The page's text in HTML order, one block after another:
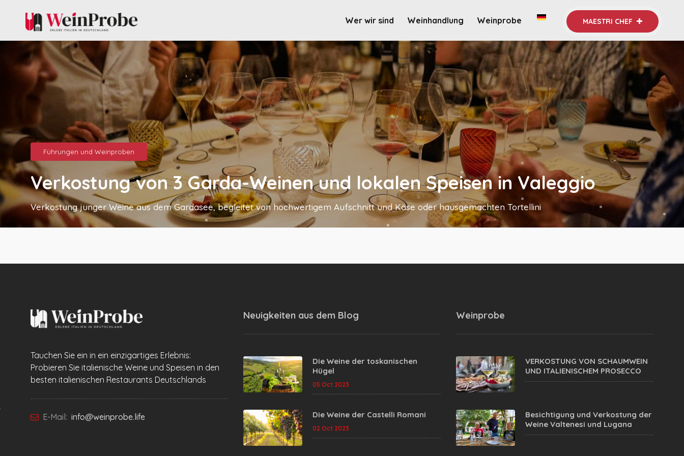
MAESTRI CHEF
Wer wir sind Weinhandlung Weinprobe
Führungen und Weinproben
Verkostung von 3 Garda-Weinen und lokalen Speisen in Valeggio
Verkostung junger Weine aus dem Gardasee, begleitet von hochwertigem Aufschnitt und Käse oder hausgemachten Tortellini
Tauchen Sie ein in ein einzigartiges Erlebnis:
Probieren Sie italienische Weine und Speisen in den
besten italienischen Restaurants Deutschlands
E-Mail: info@weinprobe.life
Neuigkeiten aus dem Blog
Die Weine der toskanischen
Hügel
05 Oct 2023
Die Weine der Castelli Romani
02 Oct 2023
Weinprobe
VERKOSTUNG VON SCHAUMWEIN
UND ITALIENISCHEM PROSECCO
Besichtigung und Verkostung der
Weine Valtenesi und Lugana